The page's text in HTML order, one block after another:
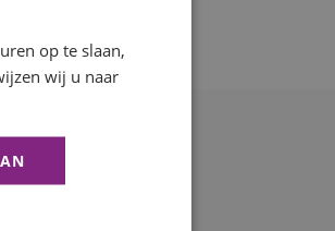
op te slaan,
wij u naar